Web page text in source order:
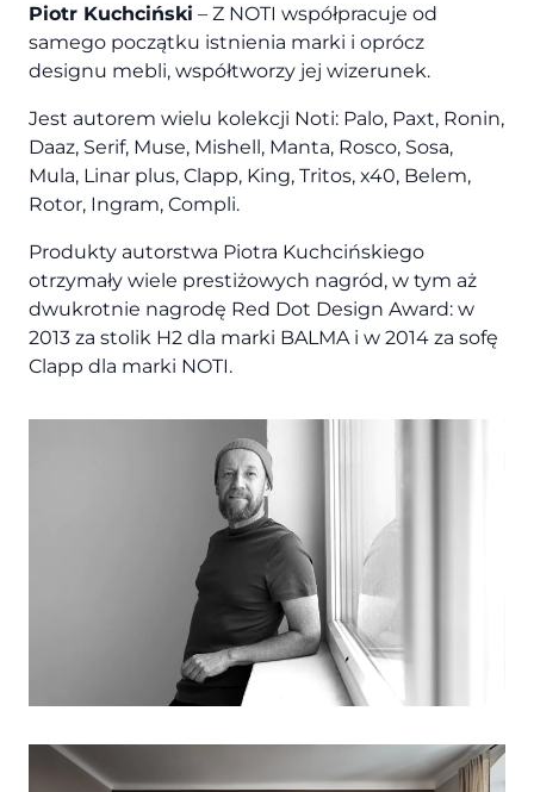
Piotr Kuchciński – Z NOTI współpracuje od
samego początku istnienia marki i oprócz
designu mebli, współtworzy jej wizerunek.
Jest autorem wielu kolekcji Noti: Palo, Paxt, Ronin,
Daaz, Serif, Muse, Mishell, Manta, Rosco, Sosa,
Mula, Linar plus, Clapp, King, Tritos, x40, Belem,
Rotor, Ingram, Compli.
Produkty autorstwa Piotra Kuchcińskiego
otrzymały wiele prestiżowych nagród, w tym aż
dwukrotnie nagrodę Red Dot Design Award: w
2013 za stolik H2 dla marki BALMA i w 2014 za sofę
Clapp dla marki NOTI.